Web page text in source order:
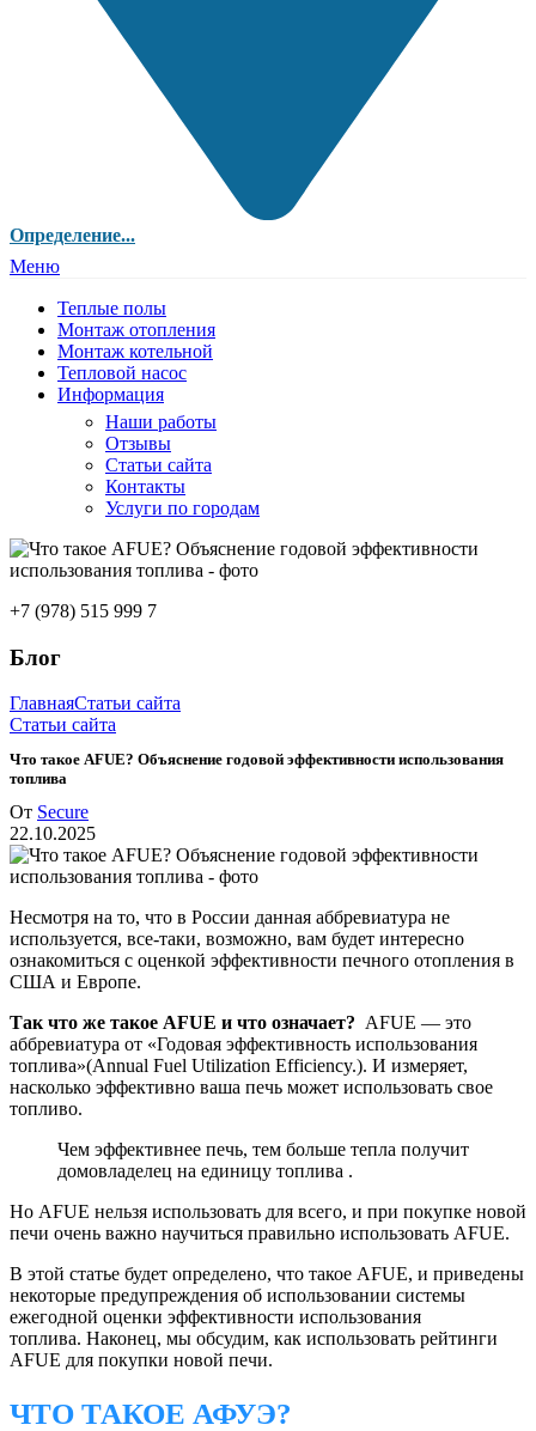
Определение...
Меню
Теплые полы
Монтаж отопления
Монтаж котельной
Тепловой насос
Информация
Наши работы
Отзывы
Статьи сайта
Контакты
Услуги по городам
+7 (978) 515 999 7
Блог
ГлавнаяСтатьи сайта
Статьи сайта
Что такое AFUE? Объяснение годовой эффективности использования
топлива
От Secure
22.10.2025
Несмотря на то, что в России данная аббревиатура не
используется, все-таки, возможно, вам будет интересно
ознакомиться с оценкой эффективности печного отопления в
США и Европе.
Так что же такое AFUE и что означает? AFUE — это
аббревиатура от «Годовая эффективность использования
топлива»(Annual Fuel Utilization Efficiency.). И измеряет,
насколько эффективно ваша печь может использовать свое
топливо.
Чем эффективнее печь, тем больше тепла получит
домовладелец на единицу топлива .
Но AFUE нельзя использовать для всего, и при покупке новой
печи очень важно научиться правильно использовать AFUE.
В этой статье будет определено, что такое AFUE, и приведены
некоторые предупреждения об использовании системы
ежегодной оценки эффективности использования
топлива. Наконец, мы обсудим, как использовать рейтинги
AFUE для покупки новой печи.
ЧТО ТАКОЕ АФУЭ?